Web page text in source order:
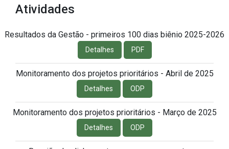
Atividades
Resultados da Gestão - primeiros 100 dias biênio 2025-2026
Detalhes PDF
Monitoramento dos projetos prioritários - Abril de 2025
Detalhes ODP
Monitoramento dos projetos prioritários - Março de 2025
Detalhes ODP